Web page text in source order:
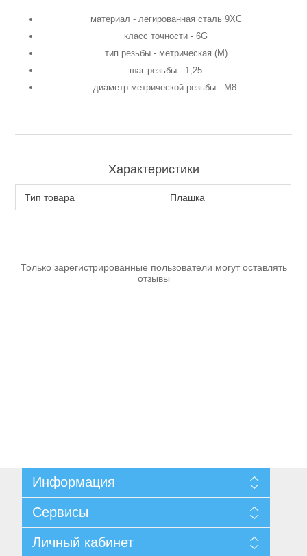
Грузоподъемное оборудование
материал - легированная сталь 9ХС
класс точности - 6G
тип резьбы - метрическая (М)
шаг резьбы - 1,25
диаметр метрической резьбы - М8.
Характеристики
Тип товара Плашка
Только зарегистрированные пользователи могут оставлять
отзывы
Информация
Доставка и возврат
Согласие на обработку персональных данных
Условия использования
Сервисы
Архив новостей
Личный кабинет